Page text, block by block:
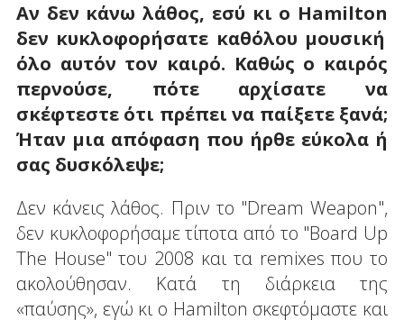
Αν δεν κάνω λάθος, εσύ κι ο Hamilton
δεν κυκλοφορήσατε καθόλου μουσική
όλο αυτόν τον καιρό. Καθώς ο καιρός
περνούσε, πότε αρχίσατε να
σκέφτεστε ότι πρέπει να παίξετε ξανά;
Ήταν μια απόφαση που ήρθε εύκολα ή
σας δυσκόλεψε;
Δεν κάνεις λάθος. Πριν το "Dream Weapon",
δεν κυκλοφορήσαμε τίποτα από το "Board Up
The House" του 2008 και τα remixes που το
ακολούθησαν. Κατά τη διάρκεια της
«παύσης», εγώ κι ο Hamilton σκεφτόμαστε και